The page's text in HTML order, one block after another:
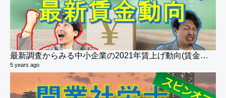
最新調査からみる中小企業の2021年賃上げ動向(賃金・給与)
5 years ago